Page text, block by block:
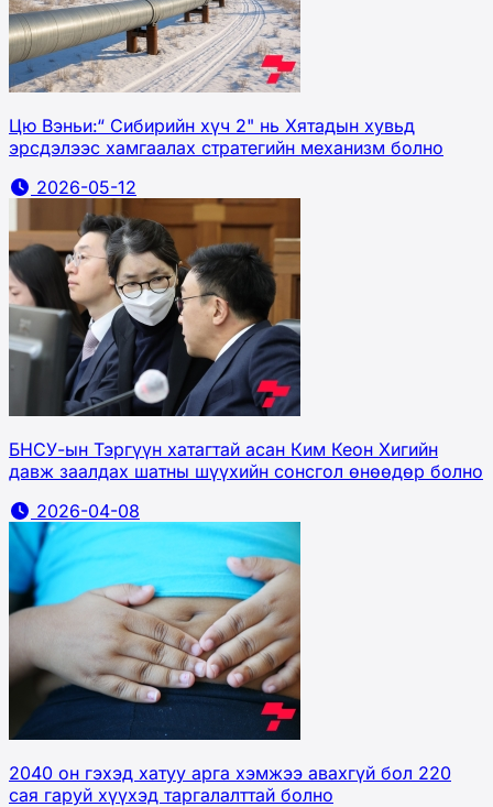
Цю Вэньи:“ Сибирийн хүч 2" нь Хятадын хувьд
эрсдэлээс хамгаалах стратегийн механизм болно
2026-05-12
БНСУ-ын Тэргүүн хатагтай асан Ким Кеон Хигийн
давж заалдах шатны шүүхийн сонсгол өнөөдөр болно
2026-04-08
2040 он гэхэд хатуу арга хэмжээ авахгүй бол 220
сая гаруй хүүхэд таргалалттай болно